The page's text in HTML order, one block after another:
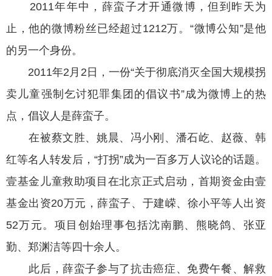
2011年年中，薛蛮子才开通微博，但到昨天为
止，他的微博粉丝已经超过1212万。“微博公知”是他
的另一个身份。
2011年2月2日，一份“关于彻底消灭全国大规模拐
卖儿童强制乞讨犯罪集团的倡议书”成为微博上的热
点，倡议人是薛蛮子。
在被蔡文胜、姚晨、冯小刚、潘石屹、赵薇、韩
红等名人转发后，“打拐”成为一百多万人议论的话题。
壹基金儿童救助项目在北京正式启动，首期资金由壹
基金出资20万元，薛蛮子、于建嵘、徐小平等人出资
52万元。项目创始理事包括沈南鹏、熊晓鸽、张亚
勤、郑渊洁等四十余人。
此后，薛蛮子参与了抗击癌症、免费午餐、解救